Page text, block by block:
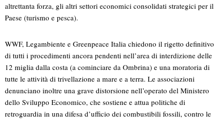
altrettanta forza, gli altri settori economici consolidati strategici per il
Paese (turismo e pesca).
WWF, Legambiente e Greenpeace Italia chiedono il rigetto definitivo
di tutti i procedimenti ancora pendenti nell’area di interdizione delle
12 miglia dalla costa (a cominciare da Ombrina) e una moratoria di
tutte le attività di trivellazione a mare e a terra. Le associazioni
denunciano inoltre una grave distorsione nell’operato del Ministero
dello Sviluppo Economico, che sostiene e attua politiche di
retroguardia in una difesa d’ufficio dei combustibili fossili, contro le